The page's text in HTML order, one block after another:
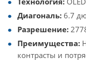
Диагональ: 6.7
Разрешение:
Преимущества:
контрасты и